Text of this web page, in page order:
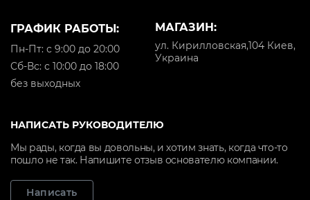
МАГАЗИН:
ул. Кирилловская,104 Киев,
Украина
ГРАФИК РАБОТЫ:
Пн-Пт: с 9:00 до 20:00
Cб-Вс: с 10:00 до 18:00
без выходных
НАПИСАТЬ РУКОВОДИТЕЛЮ
Мы рады, когда вы довольны, и хотим знать, когда что-то
пошло не так. Напишите отзыв основателю компании.
Написать